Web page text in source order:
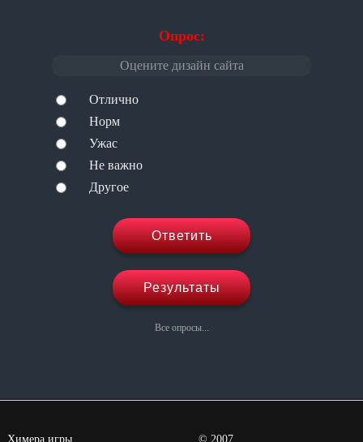
Опрос:
Оцените дизайн сайта
Отлично
Норм
Ужас
Не важно
Другое
Ответить
Результаты
Все опросы...
Химера игры © 2007